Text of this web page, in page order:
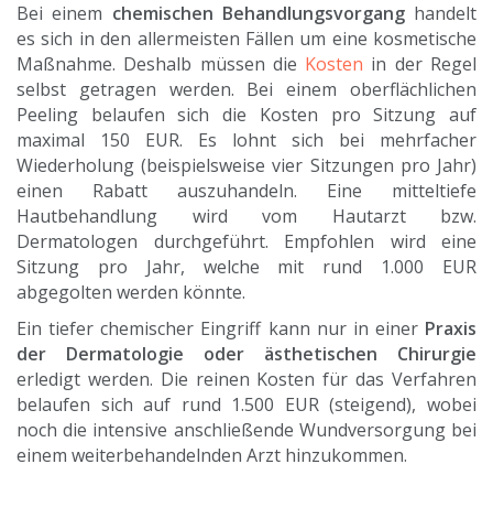
Bei einem chemischen Behandlungsvorganghandelt
es sich in den allermeisten Fällen um eine kosmetische
Maßnahme. Deshalb müssen die Kosten in der Regel
selbst getragen werden. Bei einem oberflächlichen
Peeling belaufen sich die Kosten pro Sitzung auf
maximal 150 EUR. Es lohnt sich bei mehrfacher
Wiederholung (beispielsweise vier Sitzungen pro Jahr)
einen Rabatt auszuhandeln. Eine mitteltiefe
Hautbehandlung wird vom Hautarzt bzw.
Dermatologen durchgeführt. Empfohlen wird eine
Sitzung pro Jahr, welche mit rund 1.000 EUR
abgegolten werden könnte.
Ein tiefer chemischer Eingriff kann nur in einer Praxis
der Dermatologie oder ästhetischen Chirurgie
erledigt werden. Die reinen Kosten für das Verfahren
belaufen sich auf rund 1.500 EUR (steigend), wobei
noch die intensive anschließende Wundversorgung bei
einem weiterbehandelnden Arzt hinzukommen.